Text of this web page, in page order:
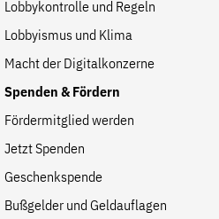
Lobbykontrolle und Regeln
Lobbyismus und Klima
Macht der Digitalkonzerne
Spenden & Fördern
Fördermitglied werden
Jetzt Spenden
Geschenkspende
Bußgelder und Geldauflagen